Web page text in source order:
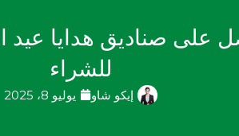
على صناديق هدايا عيد
للشراء
إيكو شاو يوليو 8، 2025